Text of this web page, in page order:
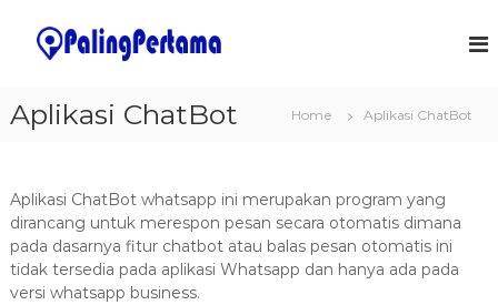
m
b
u
a
T
S
o
Aplikasi ChatBot Home Aplikasi ChatBot
Aplikasi ChatBot whatsapp ini merupakan program yang
dirancang untuk merespon pesan secara otomatis dimana
pada dasarnya fitur chatbot atau balas pesan otomatis ini
tidak tersedia pada aplikasi Whatsapp dan hanya ada pada
versi whatsapp business.